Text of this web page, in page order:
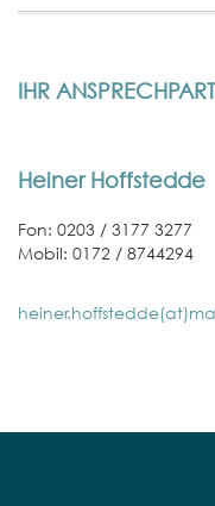
IHR
Heiner Hoffstedde
Fon: 0203 / 3177 3277
Mobil: 0172 / 8744294